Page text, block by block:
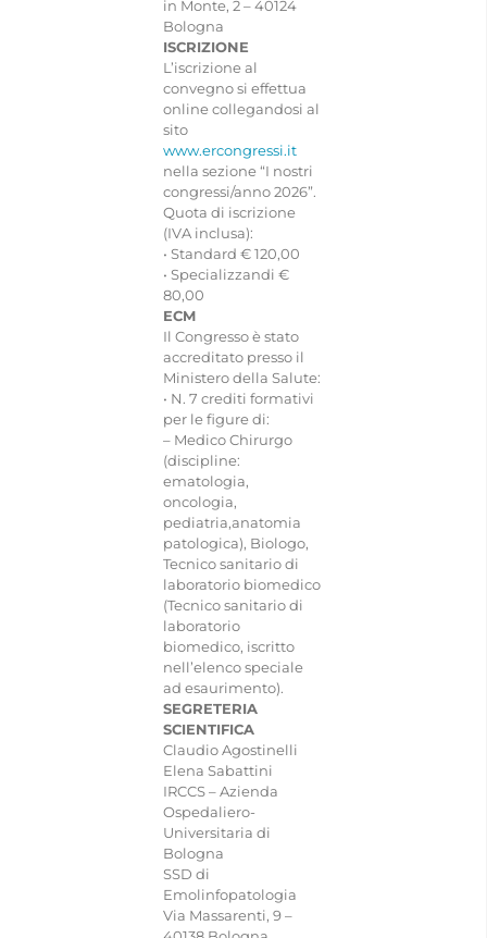
in Monte, 2 – 40124
Bologna
ISCRIZIONE
L’iscrizione al
convegno si effettua
online collegandosi al
sito
www.ercongressi.it
nella sezione “I nostri
congressi/anno 2026”.
Quota di iscrizione
(IVA inclusa):
• Standard € 120,00
• Specializzandi €
80,00
ECM
Il Congresso è stato
accreditato presso il
Ministero della Salute:
• N. 7 crediti formativi
per le figure di:
– Medico Chirurgo
(discipline:
ematologia,
oncologia,
pediatria,anatomia
patologica), Biologo,
Tecnico sanitario di
laboratorio biomedico
(Tecnico sanitario di
laboratorio
biomedico, iscritto
nell’elenco speciale
ad esaurimento).
SEGRETERIA
SCIENTIFICA
Claudio Agostinelli
Elena Sabattini
IRCCS – Azienda
Ospedaliero-
Universitaria di
Bologna
SSD di
Emolinfopatologia
Via Massarenti, 9 –